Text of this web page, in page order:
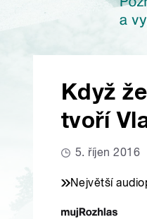
Když
tvoří
5. říjen 2016
Největší